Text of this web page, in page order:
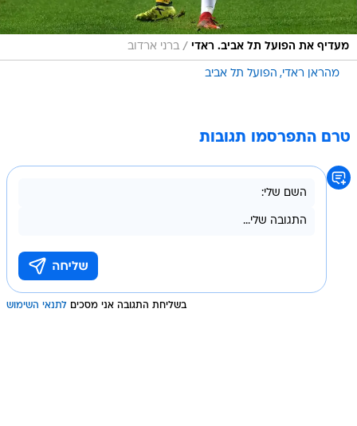
מעדיף את הפועל תל אביב. ראדי / ברני ארדוב
מהראן ראדי הפועל תל אביב
טרם התפרסמו תגובות
בשליחת התגובה אני מסכים לתנאי השימוש